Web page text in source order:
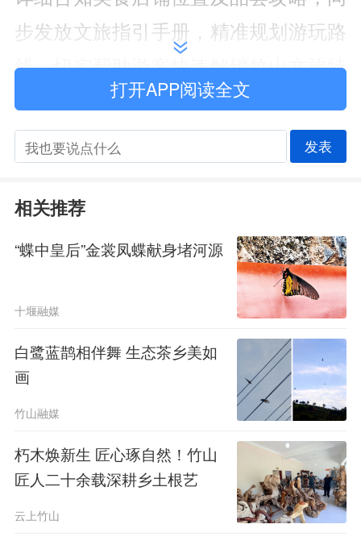
步发放文旅指引手册，精准规划游玩路
线，切实帮助游客快速解锁竹山文旅特
色，持续提升节日游玩体验感与满意
度。
驿站虽小，承载大爱;服务虽细，
彰显担当。鄂西北高速竹山服务驿站严
格落实标准化服务要求，五一假期实行
打开APP阅读全文
发表
相关推荐
“蝶中皇后”金裳凤蝶献身堵河源
十堰融媒
白鹭蓝鹊相伴舞 生态茶乡美如
画
竹山融媒
朽木焕新生 匠心琢自然！竹山
匠人二十余载深耕乡土根艺
云上竹山